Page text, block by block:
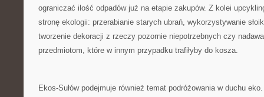
ograniczać ilość odpadów już na etapie zakupów. Z kolei
stronę ekologii: przerabianie starych ubrań, wykorzystywanie
tworzenie dekoracji z rzeczy pozornie niepotrzebnych czy
przedmiotom, które w innym przypadku trafiłyby do kosza.
Ekos-Sułów podejmuje również temat podróżowania w duchu